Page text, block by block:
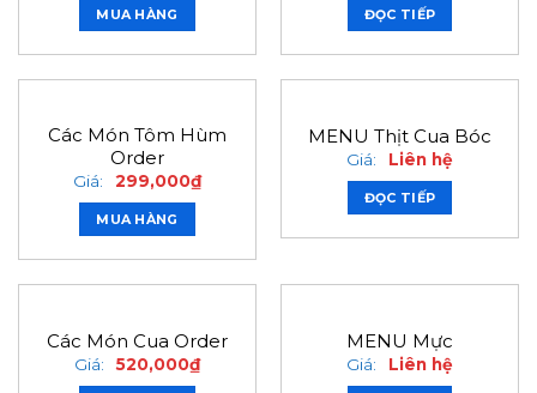
MUA HÀNG ĐỌC TIẾP
Các Món Tôm Hùm
Order
Giá: 299,000₫
MUA HÀNG
MENU Thịt Cua Bóc
Giá: Liên hệ
ĐỌC TIẾP
Các Món Cua Order
Giá: 520,000₫
MENU Mực
Giá: Liên hệ